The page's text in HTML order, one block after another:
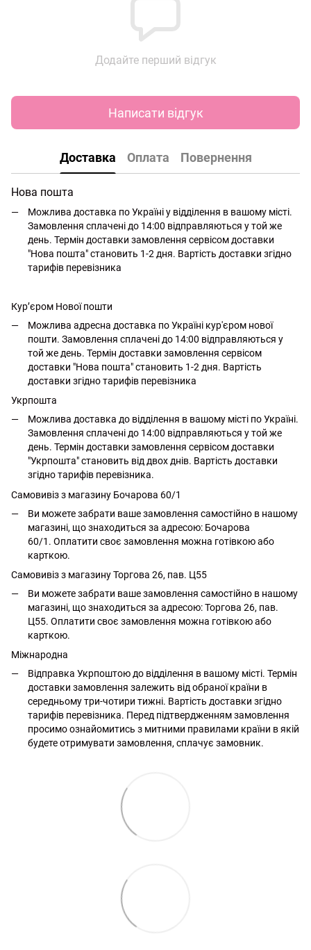
Додайте перший відгук
Написати відгук
Доставка Оплата Повернення
Нова пошта
Можлива доставка по Україні у відділення в вашому місті.
Замовлення сплачені до 14:00 відправляються у той же
день. Термін доставки замовлення сервісом доставки
"Нова пошта" становить 1-2 дня. Вартість доставки згідно
тарифів перевізника
Кур’єром Нової пошти
Можлива адресна доставка по Україні кур'єром нової
пошти. Замовлення сплачені до 14:00 відправляються у
той же день. Термін доставки замовлення сервісом
доставки "Нова пошта" становить 1-2 дня. Вартість
доставки згідно тарифів перевізника
Укрпошта
Можлива доставка до відділення в вашому місті по Україні.
Замовлення сплачені до 14:00 відправляються у той же
день. Термін доставки замовлення сервісом доставки
"Укрпошта" становить від двох днів. Вартість доставки
згідно тарифів перевізника.
Самовивіз з магазину Бочарова 60/1
Ви можете забрати ваше замовлення самостійно в нашому
магазині, що знаходиться за адресою: Бочарова
60/1. Оплатити своє замовлення можна готівкою або
карткою.
Самовивіз з магазину Торгова 26, пав. Ц55
Ви можете забрати ваше замовлення самостійно в нашому
магазині, що знаходиться за адресою: Торгова 26, пав.
Ц55. Оплатити своє замовлення можна готівкою або
карткою.
Міжнародна
Відправка Укрпоштою до відділення в вашому місті. Термін
доставки замовлення залежить від обраної країни в
середньому три-чотири тижні. Вартість доставки згідно
тарифів перевізника. Перед підтвердженням замовлення
просимо ознайомитись з митними правилами країни в якій
будете отримувати замовлення, сплачує замовник.